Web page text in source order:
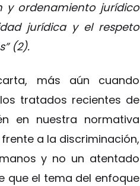
y ordenamiento jurídico
jurídica y el respeto
(2).
más aún cuando
tratados recientes de
en nuestra normativa
a la discriminación,
y no un atentado
que el tema del enfoque